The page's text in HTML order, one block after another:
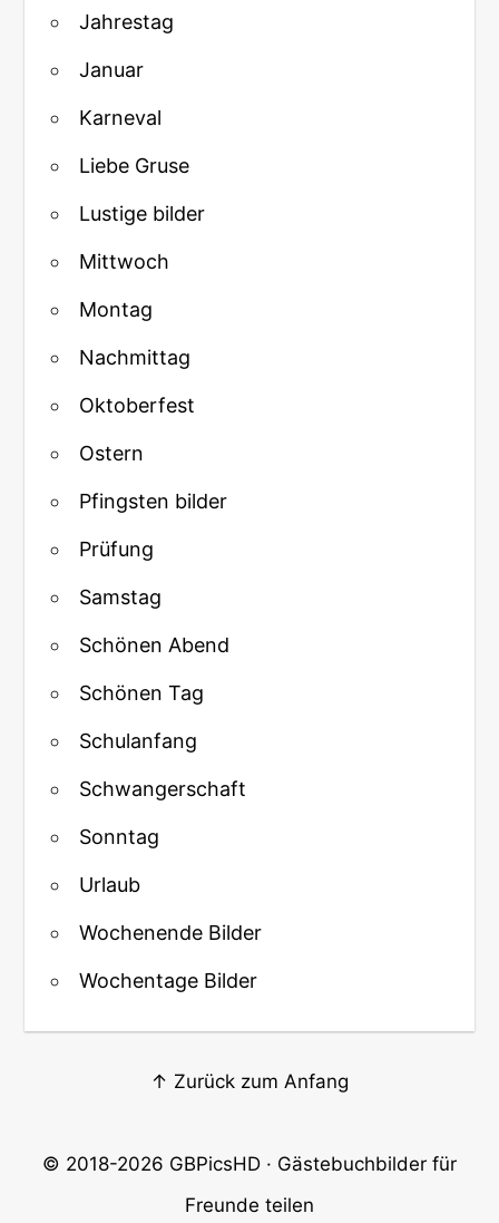
Jahrestag
Januar
Karneval
Liebe Gruse
Lustige bilder
Mittwoch
Montag
Nachmittag
Oktoberfest
Ostern
Pfingsten bilder
Prüfung
Samstag
Schönen Abend
Schönen Tag
Schulanfang
Schwangerschaft
Sonntag
Urlaub
Wochenende Bilder
Wochentage Bilder
↑ Zurück zum Anfang
© 2018-2026 GBPicsHD · Gästebuchbilder für
Freunde teilen